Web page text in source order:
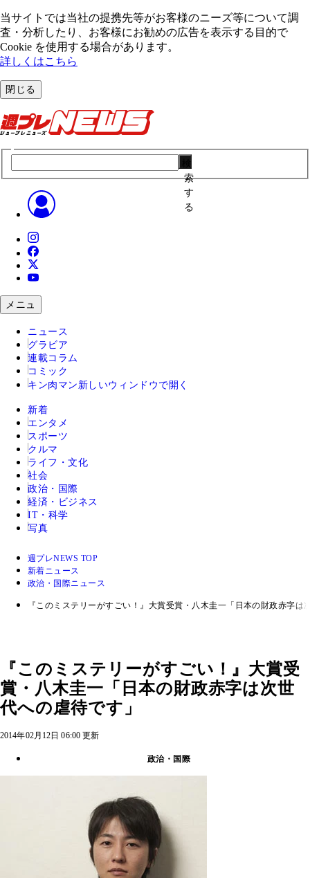
当サイトでは当社の提携先等がお客様のニーズ等について調
査・分析したり、お客様にお勧めの広告を表⽰する⽬的で
Cookie を使⽤する場合があります。
詳しくはこちら
閉じる
索
す
る
メニュ
ニュース
グラビア
連載コラム
コミック
キン肉マン 新しいウィンドウで開く
新着
エンタメ
スポーツ
クルマ
ライフ・文化
社会
政治・国際
経済・ビジネス
IT・科学
写真
週プレNEWS TOP
新着ニュース
政治・国際ニュース
『このミステリーがすごい！』大賞受賞・八木圭一「日本の財政赤字は
『このミステリーがすごい！』大賞受
賞・八木圭一「日本の財政赤字は次世
代への虐待です」
2014年02月12日 06:00 更新
政治・国際